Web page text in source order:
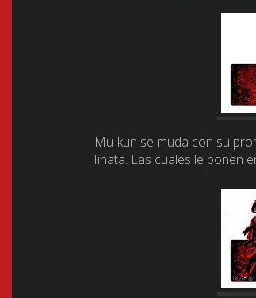
Mu-kun se muda con su
Hinata. Las cuales le ponen